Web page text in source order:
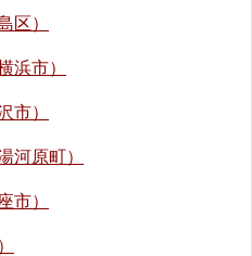
区）
浜市）
市）
河原町）
市）